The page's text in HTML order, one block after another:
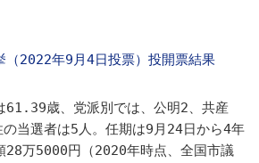
（2022年9月4日投票）投開票結果
歳、党派別では、公明2、共産
当選者は5人。任期は9月24日から4年
28万5000円（2020年時点、全国市議